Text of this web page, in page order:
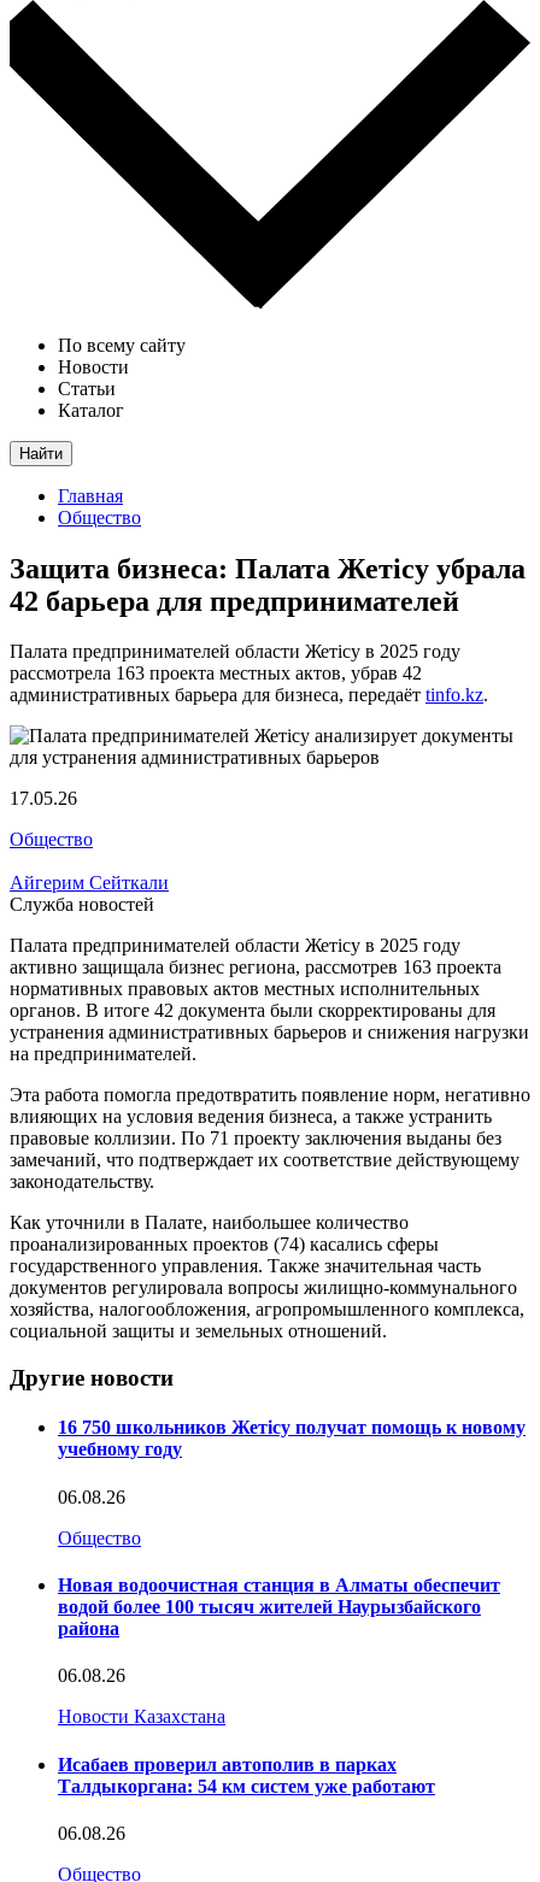
По всему сайту
Новости
Статьи
Каталог
Найти
Главная
Общество
Защита бизнеса: Палата Жетісу убрала
42 барьера для предпринимателей
Палата предпринимателей области Жетісу в 2025 году
рассмотрела 163 проекта местных актов, убрав 42
административных барьера для бизнеса, передаёт tinfo.kz.
17.05.26
Общество
Айгерим Сейткали
Служба новостей
Палата предпринимателей области Жетісу в 2025 году
активно защищала бизнес региона, рассмотрев 163 проекта
нормативных правовых актов местных исполнительных
органов. В итоге 42 документа были скорректированы для
устранения административных барьеров и снижения нагрузки
на предпринимателей.
Эта работа помогла предотвратить появление норм, негативно
влияющих на условия ведения бизнеса, а также устранить
правовые коллизии. По 71 проекту заключения выданы без
замечаний, что подтверждает их соответствие действующему
законодательству.
Как уточнили в Палате, наибольшее количество
проанализированных проектов (74) касались сферы
государственного управления. Также значительная часть
документов регулировала вопросы жилищно-коммунального
хозяйства, налогообложения, агропромышленного комплекса,
социальной защиты и земельных отношений.
Другие новости
16 750 школьников Жетісу получат помощь к новому
учебному году
06.08.26
Общество
Новая водоочистная станция в Алматы обеспечит
водой более 100 тысяч жителей Наурызбайского
района
06.08.26
Новости Казахстана
Исабаев проверил автополив в парках
Талдыкоргана: 54 км систем уже работают
06.08.26
Общество